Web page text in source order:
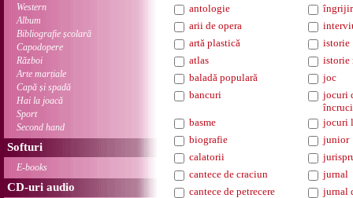
Western
Album
Bibliografie școlară
Capodopere
Război
Arte marțiale
Capă și spadă
Hai la joacă
Sport
Second hand
Softuri
E-books
CD-uri audio
antologie
arii de opera
artă plastică
istorie
atlas
istorie
baladă populară
joc
bancuri
jocuri
basme
jocuri
biografie
junior
calatorii
cantece de craciun
jurnal
cantece de petrecere
jurnal